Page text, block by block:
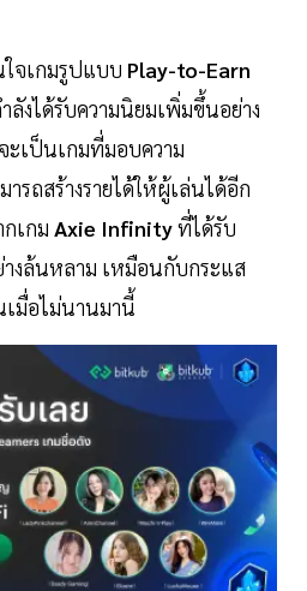
จเกมรูปแบบ Play-to-Earn
ลังได้รับความนิยมเพิ่มขึ้นอย่าง
ะเป็นเกมที่มอบความ
รถสร้างรายได้ให้ผู้เล่นได้อีก
เกม Axie Infinityที่ได้รับ
งล้นหลาม เหมือนกับกระแส
มื่อไม่นานมานี้